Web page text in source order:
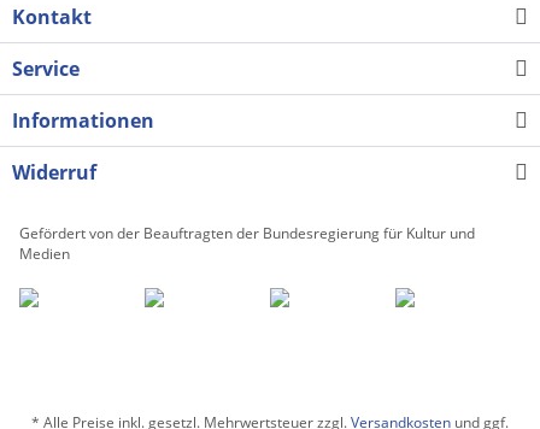
Kontakt
Service
Informationen
Widerruf
Gefördert von der Beauftragten der Bundesregierung für Kultur und
Medien
* Alle Preise inkl. gesetzl. Mehrwertsteuer zzgl.Versandkosten und ggf.